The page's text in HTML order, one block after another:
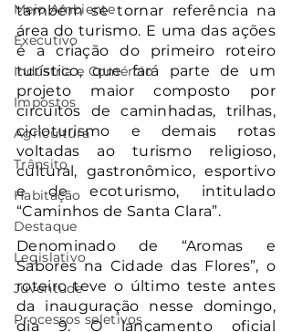
Meio Ambiente
Executivo
Indústria e Comércio
Impostos
Agricultura
Trânsito
Habitação
Destaque
Legislativo
Juventude
Processos seletivos
também se tornar referência na
área do turismo. E uma das ações
é a criação do primeiro roteiro
turístico, que fará parte de um
projeto maior composto por
circuitos de caminhadas, trilhas,
cicloturismo e demais rotas
voltadas ao turismo religioso,
cultural, gastronômico, esportivo
e de ecoturismo, intitulado
“Caminhos de Santa Clara”.
Denominado de “Aromas e
Sabores na Cidade das Flores”, o
roteiro teve o último teste antes
da inauguração nesse domingo,
dia 9. O lançamento oficial